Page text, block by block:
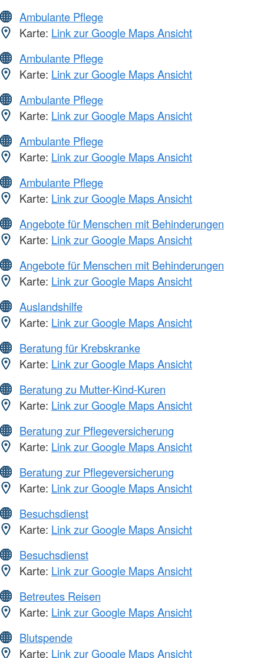
Ambulante Pflege
Karte: Link zur Google Maps Ansicht
Ambulante Pflege
Karte: Link zur Google Maps Ansicht
Ambulante Pflege
Karte: Link zur Google Maps Ansicht
Ambulante Pflege
Karte: Link zur Google Maps Ansicht
Ambulante Pflege
Karte: Link zur Google Maps Ansicht
Angebote für Menschen mit Behinderungen
Karte: Link zur Google Maps Ansicht
Angebote für Menschen mit Behinderungen
Karte: Link zur Google Maps Ansicht
Auslandshilfe
Karte: Link zur Google Maps Ansicht
Beratung für Krebskranke
Karte: Link zur Google Maps Ansicht
Beratung zu Mutter-Kind-Kuren
Karte: Link zur Google Maps Ansicht
Beratung zur Pflegeversicherung
Karte: Link zur Google Maps Ansicht
Beratung zur Pflegeversicherung
Karte: Link zur Google Maps Ansicht
Besuchsdienst
Karte: Link zur Google Maps Ansicht
Besuchsdienst
Karte: Link zur Google Maps Ansicht
Betreutes Reisen
Karte: Link zur Google Maps Ansicht
Blutspende
Karte: Link zur Google Maps Ansicht